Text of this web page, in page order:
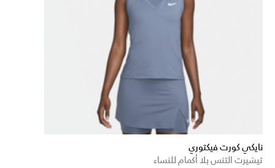
نايكي كورت فيكتوري
تيشيرت التنس بلا أكمام للنساء